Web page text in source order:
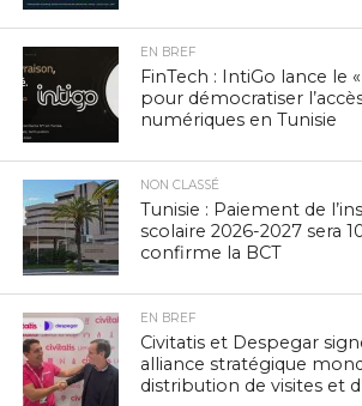
EN BREF
FinTech : IntiGo lance le
pour démocratiser
numériques en Tunisie
NON CLASSÉ
Tunisie : Paiement de
scolaire 2026-2027 sera
confirme la BCT
EN BREF
Civitatis et Despegar
alliance stratégique
distribution de visites et